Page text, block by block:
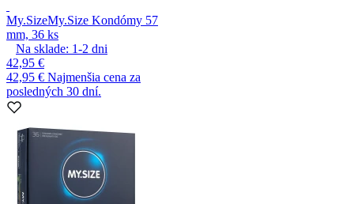
My.SizeMy.Size Kondómy 57
mm, 36 ks
Na sklade: 1-2 dni
42,95 €
42,95 € Najmenšia cena za
posledných 30 dní.